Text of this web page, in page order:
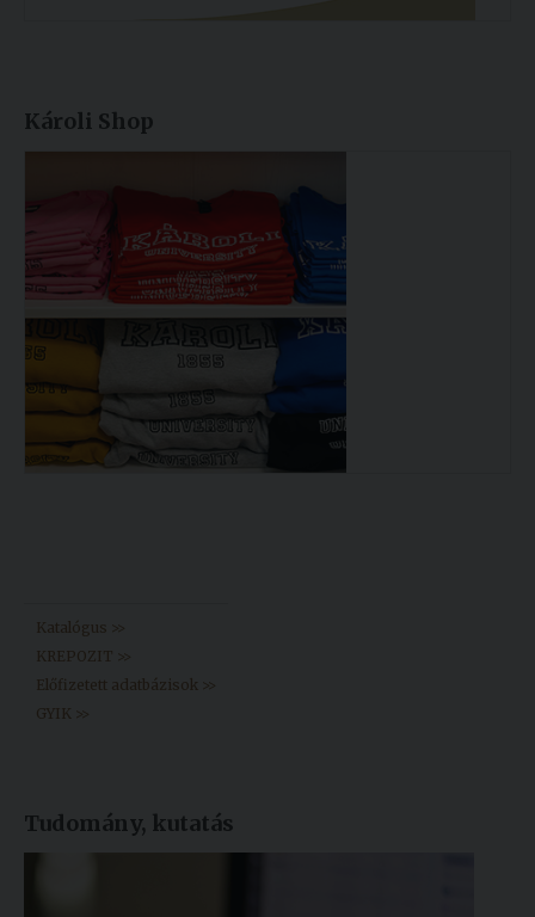
Károli Shop
Katalógus >>
KREPOZIT >>
Előfizetett adatbázisok >>
GYIK >>
Tudomány, kutatás